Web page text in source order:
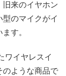
旧来のイヤホン
のマイクがイ
す。
ワイヤレスイ
のような商品で